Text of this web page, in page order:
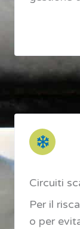
Circuiti
Per il
o per